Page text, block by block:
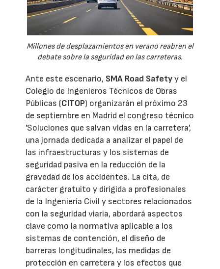
Millones de desplazamientos en verano reabren el
debate sobre la seguridad en las carreteras.
Ante este escenario, SMA Road Safetyy el
Colegio de Ingenieros Técnicos de Obras
Públicas (CITOP) organizarán el próximo 23
de septiembre en Madrid el congreso técnico
'Soluciones que salvan vidas en la carretera',
una jornada dedicada a analizar el papel de
las infraestructuras y los sistemas de
seguridad pasiva en la reducción de la
gravedad de los accidentes. La cita, de
carácter gratuito y dirigida a profesionales
de la Ingeniería Civil y sectores relacionados
con la seguridad viaria, abordará aspectos
clave como la normativa aplicable a los
sistemas de contención, el diseño de
barreras longitudinales, las medidas de
protección en carretera y los efectos que